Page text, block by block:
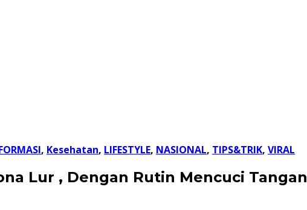
, Kesehatan, LIFESTYLE, NASIONAL, TIPS&TRIK, VIRAL
Lur , Dengan Rutin Mencuci Tangan